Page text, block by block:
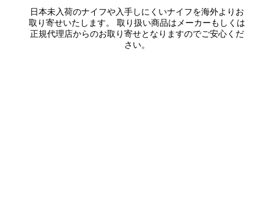
日本未入荷のナイフや入手しにくいナイフを海外よりお
取り寄せいたします。 取り扱い商品はメーカーもしくは
正規代理店からのお取り寄せとなりますのでご安心くだ
さい。